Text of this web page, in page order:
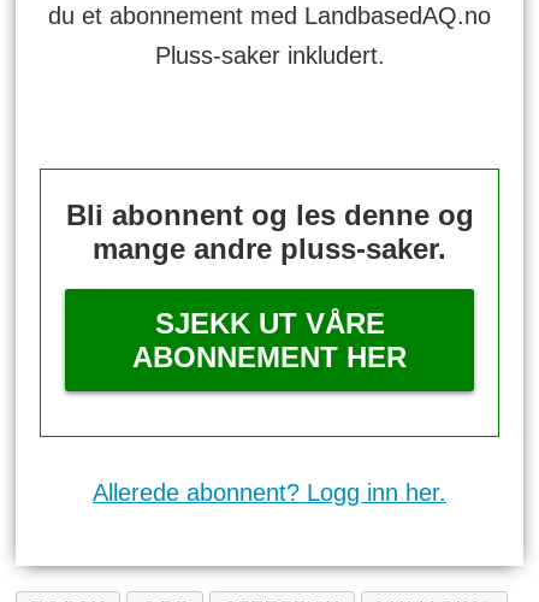
du et abonnement med LandbasedAQ.no
Pluss-saker inkludert.
Bli abonnent og les denne og
mange andre pluss-saker.
SJEKK UT VÅRE
ABONNEMENT HER
Allerede abonnent? Logg inn her.